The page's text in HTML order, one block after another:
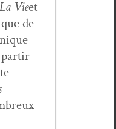
La Vieet
de